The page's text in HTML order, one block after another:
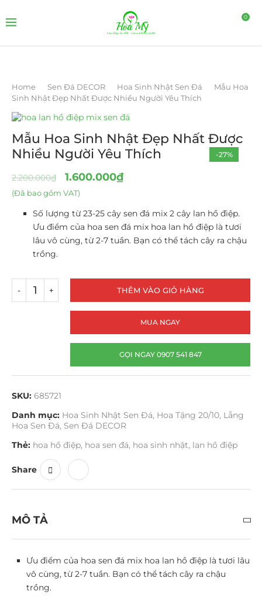
0
Home Sen Đá DECOR Hoa Sinh Nhật Sen Đá
Mẫu Hoa
Sinh Nhật Đẹp Nhất Được Nhiều Người Yêu Thích
-27%
Mẫu Hoa Sinh Nhật Đẹp Nhất Được
Nhiều Người Yêu Thích
2.200.000₫ 1.600.000₫
(Đã bao gồm VAT)
Số lượng từ 23-25 cây sen đá mix 2 cây lan hồ điệp.
Ưu điểm của hoa sen đá mix hoa lan hồ điệp là tươi
lâu vô cùng, từ 2-7 tuần. Bạn có thể tách cây ra chậu
trồng.
THÊM VÀO GIỎ HÀNG
MUA NGAY
GỌI NGAY 0907 541 847
SKU: 685721
Danh mục: Hoa Sinh Nhật Sen Đá, Hoa Tặng 20/10, Lẵng
Hoa Sen Đá, Sen Đá DECOR
Thẻ: hoa hồ điệp, hoa sen đá, hoa sinh nhật, lan hồ điệp
Share
MÔ TẢ
Ưu điểm của hoa sen đá mix hoa lan hồ điệp là tươi lâu
vô cùng, từ 2-7 tuần. Bạn có thể tách cây ra chậu
trồng.